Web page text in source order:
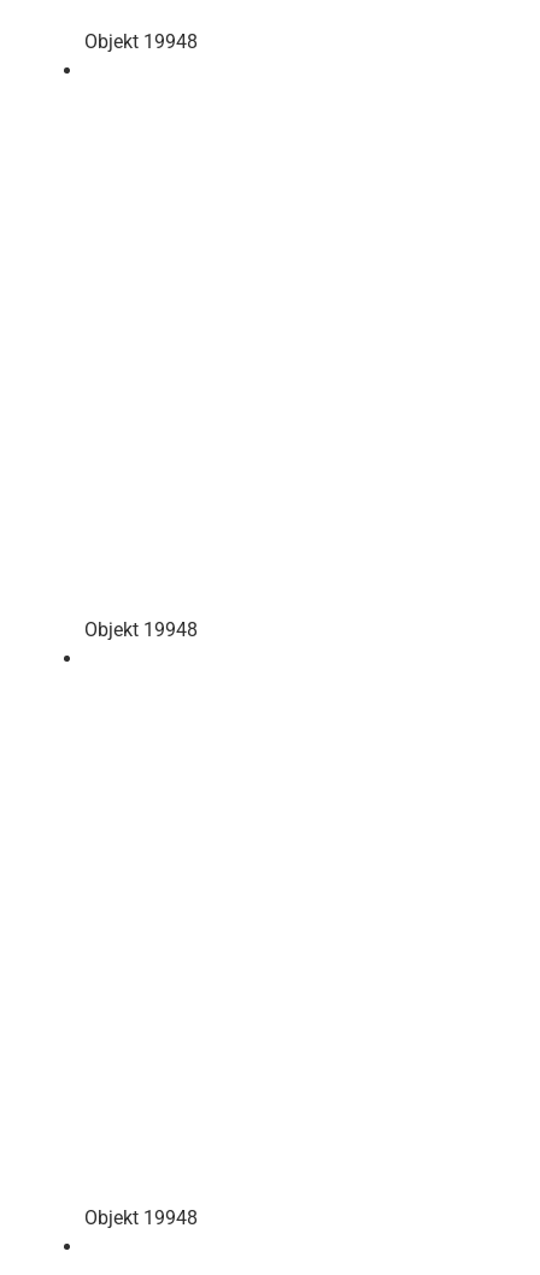
Objekt 19948
Objekt 19948
Objekt 19948